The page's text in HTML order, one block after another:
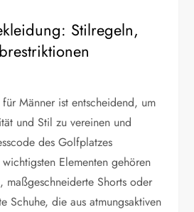
Stilregeln,
Männer ist entscheidend, um
und Stil zu vereinen und
des Golfplatzes
Elementen gehören
maßgeschneiderte Shorts oder
Schuhe, die aus atmungsaktiven